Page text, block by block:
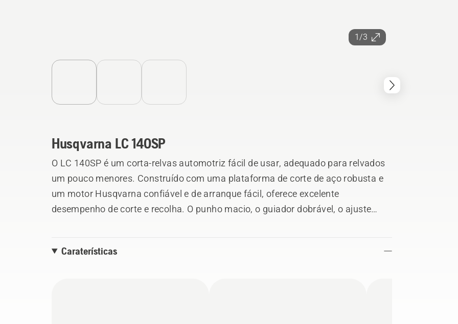
1/3
Husqvarna LC 140SP
O LC 140SP é um corta-relvas automotriz fácil de usar, adequado para relvados
um pouco menores. Construído com uma plataforma de corte de aço robusta e
um motor Husqvarna confiável e de arranque fácil, oferece excelente
desempenho de corte e recolha. O punho macio, o guiador dobrável, o ajuste
Caraterísticas